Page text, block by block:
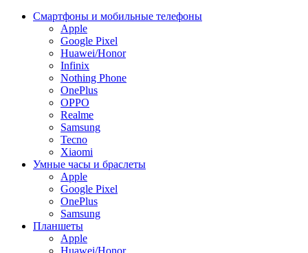
Смартфоны и мобильные телефоны
Apple
Google Pixel
Huawei/Honor
Infinix
Nothing Phone
OnePlus
OPPO
Realme
Samsung
Tecno
Xiaomi
Умные часы и браслеты
Apple
Google Pixel
OnePlus
Samsung
Планшеты
Apple